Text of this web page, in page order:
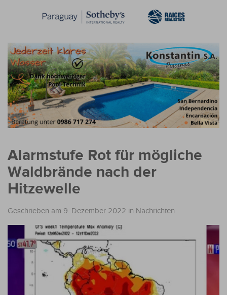
Alarmstufe Rot für mögliche
Waldbrände nach der
Hitzewelle
Geschrieben am 9. Dezember 2022 in Nachrichten